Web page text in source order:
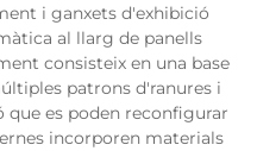
i ganxets d'exhibició
al llarg de panells
consisteix en una base
patrons d'ranures i
que es poden reconfigurar
incorporen materials